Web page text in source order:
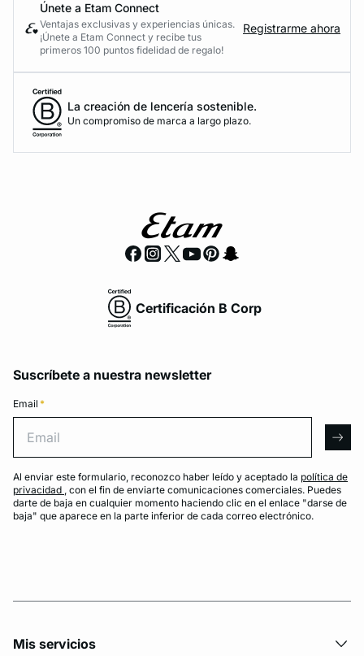
Únete a Etam Connect
Ventajas exclusivas y experiencias únicas.
¡Únete a Etam Connect y recibe tus
primeros 100 puntos fidelidad de regalo!
Registrarme ahora
La creación de lencería sostenible.
Un compromiso de marca a largo plazo.
Certificación B Corp
Suscríbete a nuestra newsletter
Email *
Al enviar este formulario, reconozco haber leído y aceptado la política de
privacidad , con el fin de enviarte comunicaciones comerciales. Puedes
darte de baja en cualquier momento haciendo clic en el enlace "darse de
baja" que aparece en la parte inferior de cada correo electrónico.
Mis servicios